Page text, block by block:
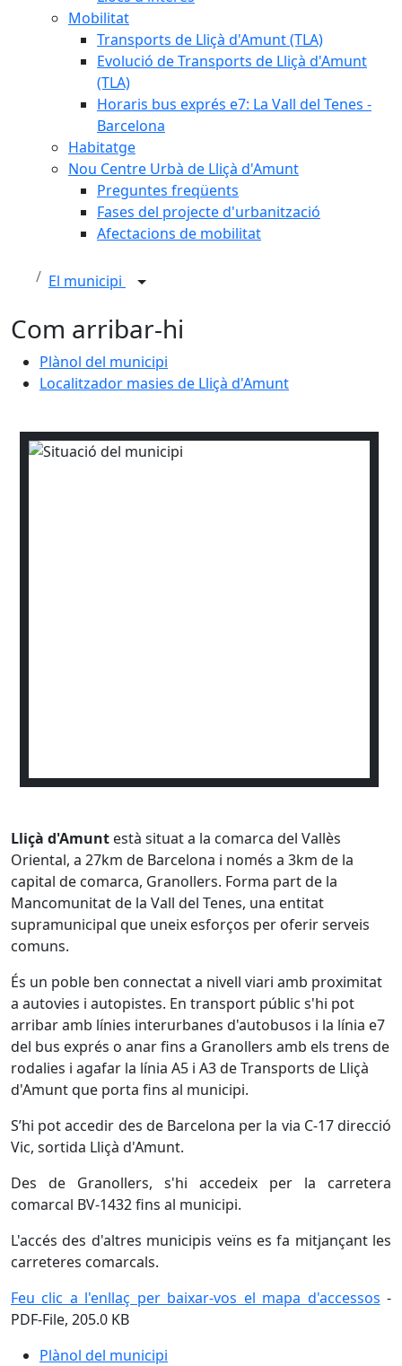
Mobilitat
Transports de Lliçà d'Amunt (TLA)
Evolució de Transports de Lliçà d'Amunt
(TLA)
Horaris bus exprés e7: La Vall del Tenes -
Barcelona
Habitatge
Nou Centre Urbà de Lliçà d'Amunt
Preguntes freqüents
Fases del projecte d'urbanització
Afectacions de mobilitat
El municipi
Com arribar-hi
Plànol del municipi
Localitzador masies de Lliçà d'Amunt
Lliçà d'Amunt està situat a la comarca del Vallès
Oriental, a 27km de Barcelona i només a 3km de la
capital de comarca, Granollers. Forma part de la
Mancomunitat de la Vall del Tenes, una entitat
supramunicipal que uneix esforços per oferir serveis
comuns.
És un poble ben connectat a nivell viari amb proximitat
a autovies i autopistes. En transport públic s'hi pot
arribar amb línies interurbanes d'autobusos i la línia e7
del bus exprés o anar fins a Granollers amb els trens de
rodalies i agafar la línia A5 i A3 de Transports de Lliçà
d'Amunt que porta fins al municipi.
S’hi pot accedir des de Barcelona per la via C-17 direcció
Vic, sortida Lliçà d'Amunt.
Des de Granollers, s'hi accedeix per la carretera
comarcal BV-1432 fins al municipi.
L'accés des d'altres municipis veïns es fa mitjançant les
carreteres comarcals.
Feu clic a l'enllaç per baixar-vos el mapa d'accessos -
PDF-File, 205.0 KB
Plànol del municipi